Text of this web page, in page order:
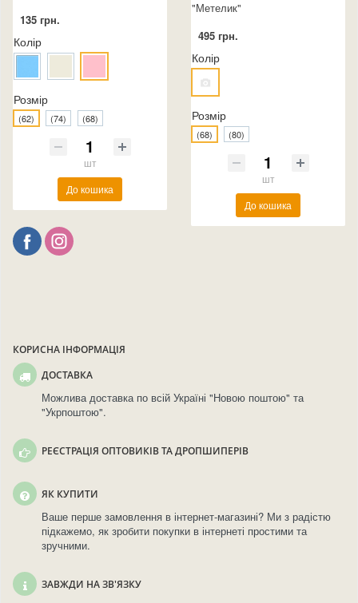
135 грн.
Колір
Розмір
(62) (74) (68)
шт
До кошика
"Метелик"
495 грн.
Колір
Розмір
(68) (80)
шт
До кошика
КОРИСНА ІНФОРМАЦІЯ
ДОСТАВКА
Можлива доставка по всій Україні "Новою поштою" та
"Укрпоштою".
РЕЄСТРАЦІЯ ОПТОВИКІВ ТА ДРОПШИПЕРІВ
ЯК КУПИТИ
Ваше перше замовлення в інтернет-магазині? Ми з радістю
підкажемо, як зробити покупки в інтернеті простими та
зручними.
ЗАВЖДИ НА ЗВ'ЯЗКУ